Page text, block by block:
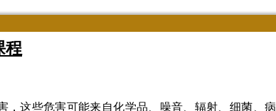
程
，这些危害可能来自化学品、噪音、辐射、细菌、病